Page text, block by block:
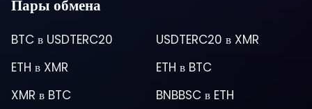
Пары обмена
BTC в USDTERC20 USDTERC20 в XMR
ETH в XMR ETH в BTC
XMR в BTC BNBBSC в ETH